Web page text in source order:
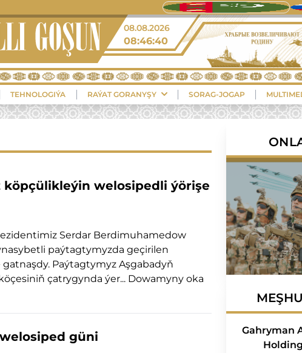
08.08.2026
08:46:41
TEHNOLOGIÝA RAÝAT GORANYŞY SORAG-JOGAP
welosipedli ýörişe
Serdar Berdimuhamedow
paýtagtymyzda geçirilen
Paýtagtymyz Aşgabadyň
çatrygynda ýer... Dowamyny oka
güni
Gahryman